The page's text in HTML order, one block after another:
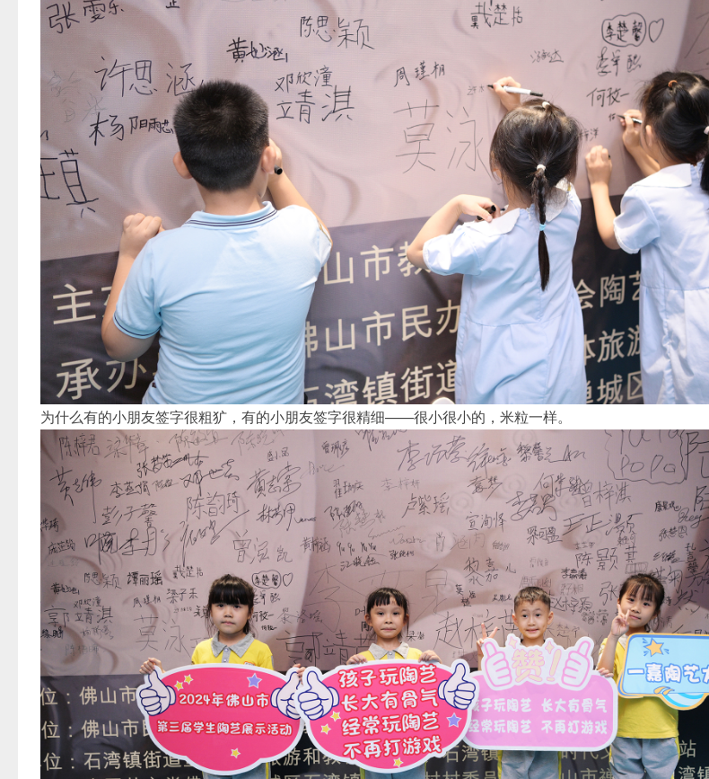
为什么有的小朋友签字很粗犷，有的小朋友签字很精细——很小很小的，米粒一样。